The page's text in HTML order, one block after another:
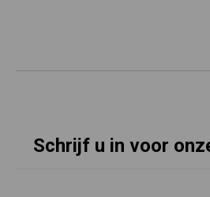
Schrijf u in voor